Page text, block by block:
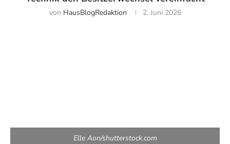
von HausBlogRedaktion 2. Juni 2026
Elle Aon/shutterstock.com